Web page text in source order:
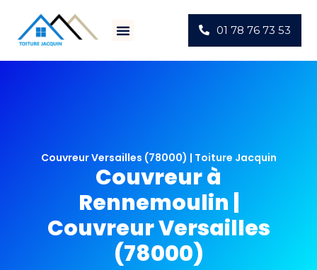
01 78 76 73 53
Couvreur Versailles (78000) | Toiture Jacquin
Couvreur à
Rennemoulin |
Couvreur Versailles
(78000)